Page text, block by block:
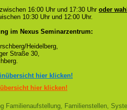
16:00 Uhr und 17:30 Uhr oder
10:30 Uhr und 12:00 Uhr.
im Nexus Seminarzentrum:
Heidelberg,
Straße 30,
hier klicken!
hier klicken!
Familienaufstellung, Familienstellen,